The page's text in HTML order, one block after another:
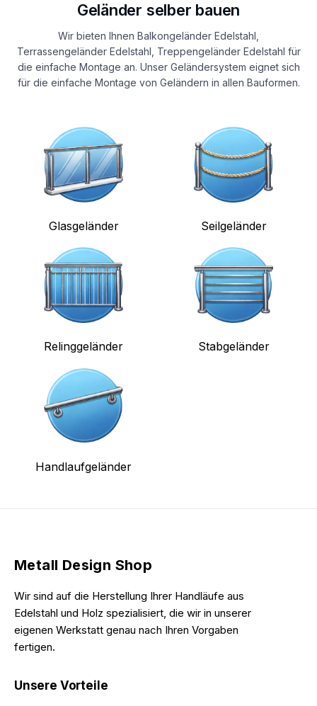
Geländer selber bauen
Wir bieten Ihnen Balkongeländer Edelstahl,
Terrassengeländer Edelstahl, Treppengeländer Edelstahl für
die einfache Montage an. Unser Geländersystem eignet sich
für die einfache Montage von Geländern in allen Bauformen.
Glasgeländer Seilgeländer
Relinggeländer Stabgeländer
Handlaufgeländer
Metall Design Shop
Wir sind auf die Herstellung Ihrer Handläufe aus
Edelstahl und Holz spezialisiert, die wir in unserer
eigenen Werkstatt genau nach Ihren Vorgaben
fertigen.
Unsere Vorteile